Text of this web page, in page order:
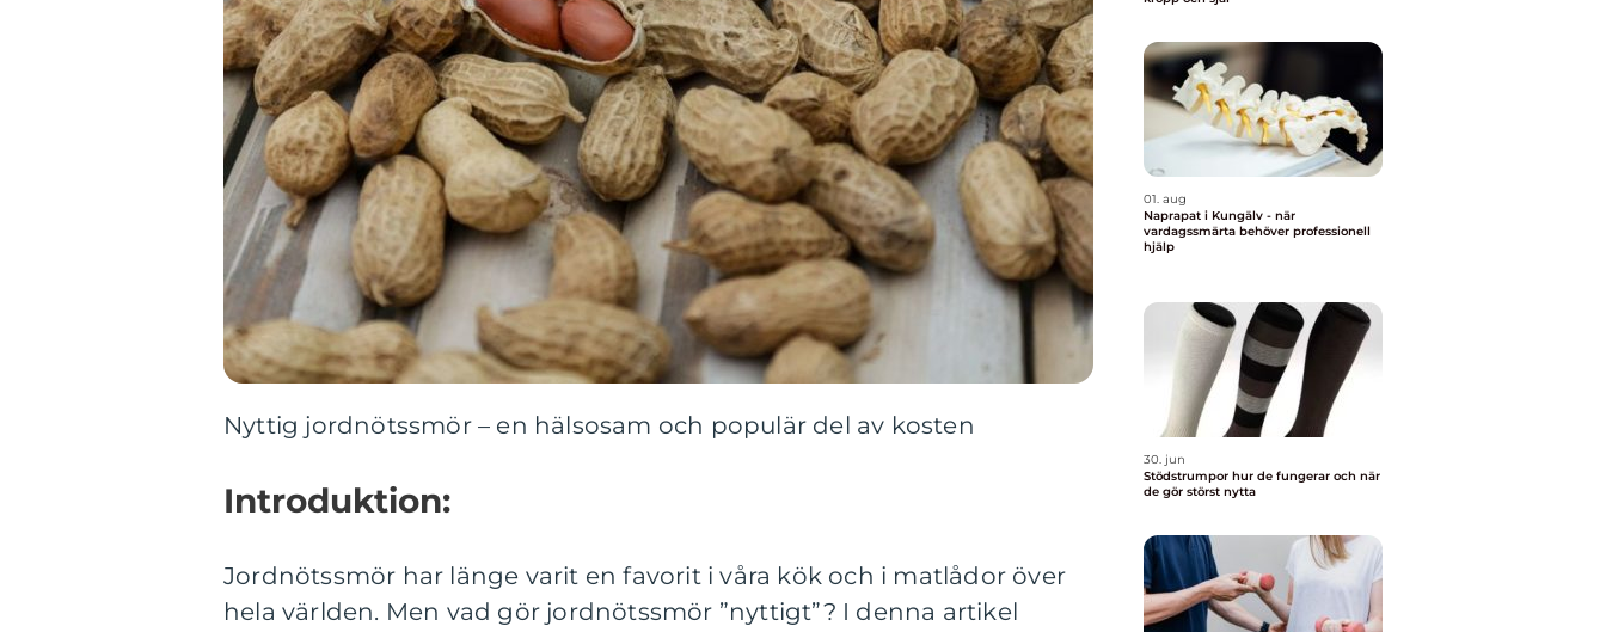
Nyttig jordnötssmör – en hälsosam och populär del av kosten
Introduktion:
Jordnötssmör har länge varit en favorit i våra kök och i matlådor över
hela världen. Men vad gör jordnötssmör ”nyttigt”? I denna artikel
01. aug
Naprapat i Kungälv - när
vardagssmärta behöver professionell
hjälp
30. jun
Stödstrumpor hur de fungerar och när
de gör störst nytta